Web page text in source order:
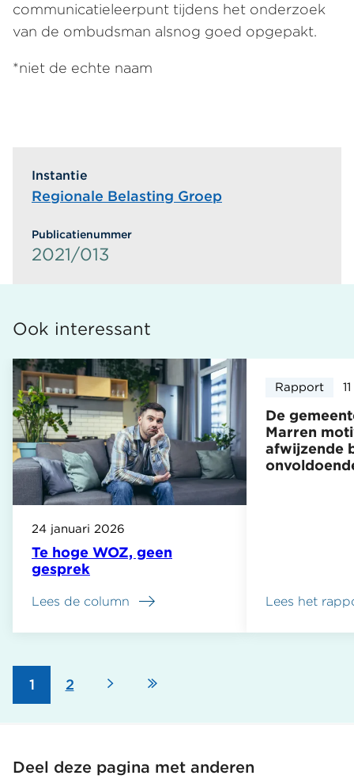
communicatieleerpunt tijdens het onderzoek
van de ombudsman alsnog goed opgepakt.
*niet de echte naam
Instantie
Regionale Belasting Groep
Publicatienummer
2021/013
Ook interessant
Te hoge WOZ, geen
gesprek
24 januari 2026
Lees de column
De
Marren
afwijzende
Rapport
Lees het
over
een
Paginering
Pagina
1 Pagina
2 Volgende
paginapagina
Deel deze pagina met anderen